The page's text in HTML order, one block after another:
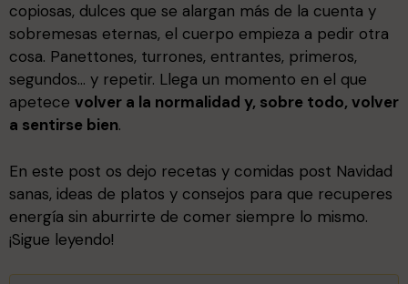
copiosas, dulces que se alargan más de la cuenta y
sobremesas eternas, el cuerpo empieza a pedir otra
cosa. Panettones, turrones, entrantes, primeros,
segundos… y repetir. Llega un momento en el que
apetece volver a la normalidad y, sobre todo, volver
a sentirse bien.
En este post os dejo recetas y comidas post Navidad
sanas, ideas de platos y consejos para que recuperes
energía sin aburrirte de comer siempre lo mismo.
¡Sigue leyendo!